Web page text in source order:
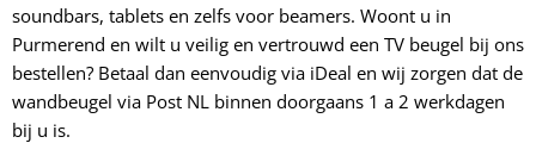
soundbars, tablets en zelfs voor beamers. Woont u in
Purmerend en wilt u veilig en vertrouwd een TV beugel bij ons
bestellen? Betaal dan eenvoudig via iDeal en wij zorgen dat de
wandbeugel via Post NL binnen doorgaans 1 a 2 werkdagen
bij u is.